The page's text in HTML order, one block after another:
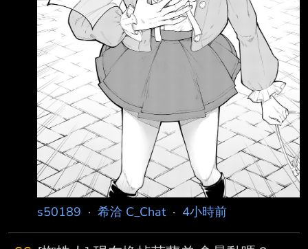
s50189 · 希洽 C_Chat· 4小時前